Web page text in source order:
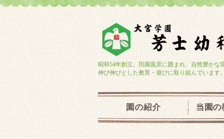
昭和54年創立。田園風景に囲まれ、自然豊かな
伸び伸びとした教育・遊びに取り組んでいます。
園の紹介 当園の